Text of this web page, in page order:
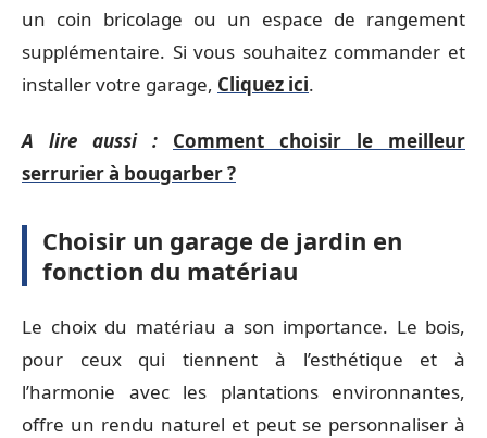
un coin bricolage ou un espace de rangement
supplémentaire. Si vous souhaitez commander et
installer votre garage, Cliquez ici.
A lire aussi :
Comment choisir le meilleur
serrurier à bougarber ?
Choisir un garage de jardin en
fonction du matériau
Le choix du matériau a son importance. Le bois,
pour ceux qui tiennent à l’esthétique et à
l’harmonie avec les plantations environnantes,
offre un rendu naturel et peut se personnaliser à